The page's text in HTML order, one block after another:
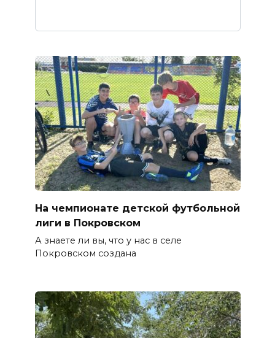
На чемпионате детской футбольной
лиги в Покровском
А знаете ли вы, что у нас в селе
Покровском создана